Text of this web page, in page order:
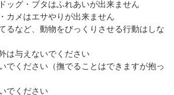
ッグ・ブタはふれあいが出来ません
カメはエサやりが出来ません
るなど、動物をびっくりさせる行動はしな
は与えないでください
でください（撫でることはできますが抱っ
でください